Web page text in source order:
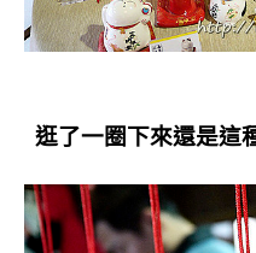
逛了一圈下來還是這